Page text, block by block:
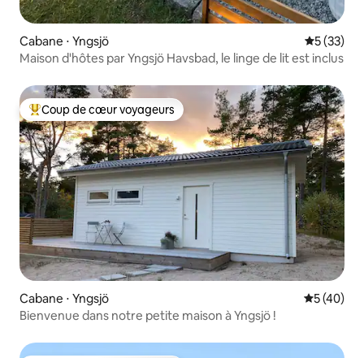
Cabane ⋅ Yngsjö
5 (33)
Maison d'hôtes par Yngsjö Havsbad, le linge de lit est inclus
Coups de cœur voyageurs les plus appréciés
Coup de cœur voyageurs
Cabane ⋅ Yngsjö
5 (40)
Bienvenue dans notre petite maison à Yngsjö !